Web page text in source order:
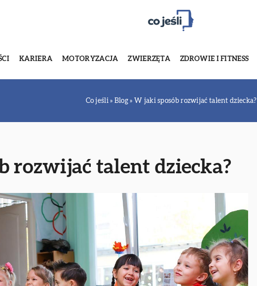
KARIERA MOTORYZACJA ZWIERZĘTA ZDROWIE I FITNESS
Co jeśli» Blog » W jaki sposób rozwijać talent dziecka?
rozwijać talent dziecka?